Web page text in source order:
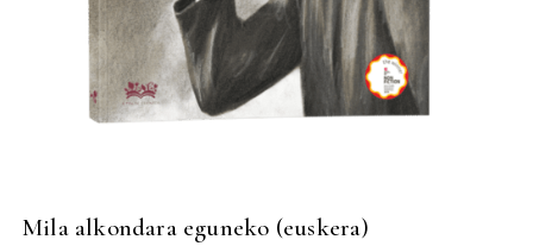
Mila alkondara eguneko (euskera)